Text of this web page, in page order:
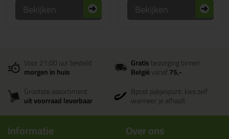
Bekijken Bekijken
Voor 21:00 uur besteld
morgen in huis
Gratisbezorging binnen
Belgiëvanaf75,-
Grootste assortiment
uit voorraad leverbaar
Bpost pakjespunt: kies zelf
wanneer je afhaalt
Informatie Over ons